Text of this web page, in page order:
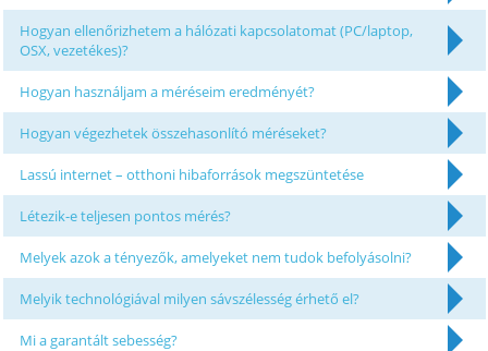
Hogyan ellenőrizhetem a hálózati kapcsolatomat (PC/laptop,
OSX, vezetékes)?
Hogyan használjam a méréseim eredményét?
Hogyan végezhetek összehasonlító méréseket?
Lassú internet – otthoni hibaforrások megszüntetése
Létezik-e teljesen pontos mérés?
Melyek azok a tényezők, amelyeket nem tudok befolyásolni?
Melyik technológiával milyen sávszélesség érhető el?
Mi a garantált sebesség?